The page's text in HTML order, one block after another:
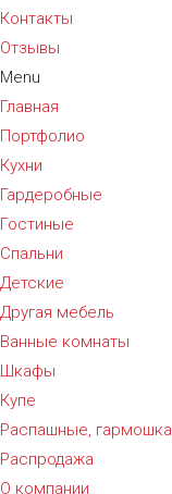
Контакты
Отзывы
Menu
Главная
Портфолио
Кухни
Гардеробные
Гостиные
Спальни
Детские
Другая мебель
Ванные комнаты
Шкафы
Купе
Распашные, гармошка
Распродажа
О компании